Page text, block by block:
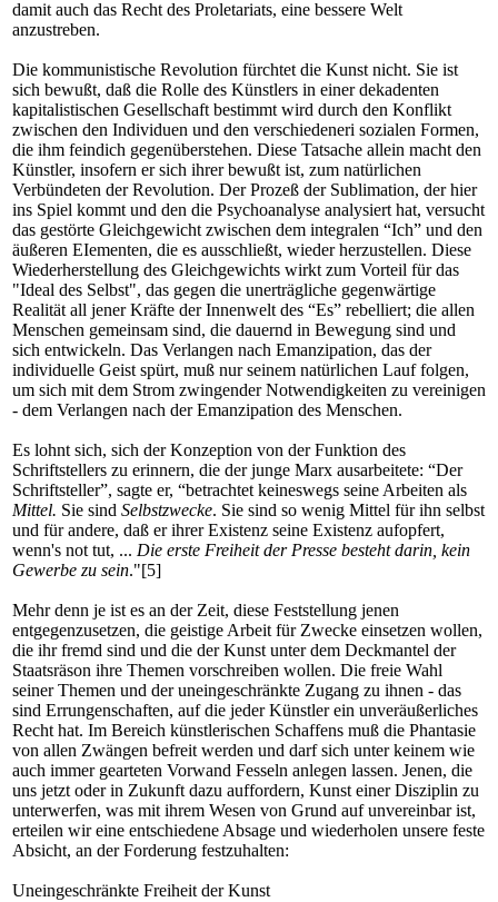
damit auch das Recht des Proletariats, eine bessere Welt
anzustreben.
Die kommunistische Revolution fürchtet die Kunst nicht. Sie ist
sich bewußt, daß die Rolle des Künstlers in einer dekadenten
kapitalistischen Gesellschaft bestimmt wird durch den Konflikt
zwischen den Individuen und den verschiedeneri sozialen Formen,
die ihm feindich gegenüberstehen. Diese Tatsache allein macht den
Künstler, insofern er sich ihrer bewußt ist, zum natürlichen
Verbündeten der Revolution. Der Prozeß der Sublimation, der hier
ins Spiel kommt und den die Psychoanalyse analysiert hat, versucht
das gestörte Gleichgewicht zwischen dem integralen “Ich” und den
äußeren EIementen, die es ausschließt, wieder herzustellen. Diese
Wiederherstellung des Gleichgewichts wirkt zum Vorteil für das
"Ideal des Selbst", das gegen die unerträgliche gegenwärtige
Realität all jener Kräfte der Innenwelt des “Es” rebelliert; die allen
Menschen gemeinsam sind, die dauernd in Bewegung sind und
sich entwickeln. Das Verlangen nach Emanzipation, das der
individuelle Geist spürt, muß nur seinem natürlichen Lauf folgen,
um sich mit dem Strom zwingender Notwendigkeiten zu vereinigen
- dem Verlangen nach der Emanzipation des Menschen.
Es lohnt sich, sich der Konzeption von der Funktion des
Schriftstellers zu erinnern, die der junge Marx ausarbeitete: “Der
Schriftsteller”, sagte er, “betrachtet keineswegs seine Arbeiten als
Mittel. Sie sind Selbstzwecke. Sie sind so wenig Mittel für ihn selbst
und für andere, daß er ihrer Existenz seine Existenz aufopfert,
wenn's not tut, ... Die erste Freiheit der Presse besteht darin, kein
Gewerbe zu sein."[5]
Mehr denn je ist es an der Zeit, diese Feststellung jenen
entgegenzusetzen, die geistige Arbeit für Zwecke einsetzen wollen,
die ihr fremd sind und die der Kunst unter dem Deckmantel der
Staatsräson ihre Themen vorschreiben wollen. Die freie Wahl
seiner Themen und der uneingeschränkte Zugang zu ihnen - das
sind Errungenschaften, auf die jeder Künstler ein unveräußerliches
Recht hat. Im Bereich künstlerischen Schaffens muß die Phantasie
von allen Zwängen befreit werden und darf sich unter keinem wie
auch immer gearteten Vorwand Fesseln anlegen lassen. Jenen, die
uns jetzt oder in Zukunft dazu auffordern, Kunst einer Disziplin zu
unterwerfen, was mit ihrem Wesen von Grund auf unvereinbar ist,
erteilen wir eine entschiedene Absage und wiederholen unsere feste
Absicht, an der Forderung festzuhalten:
Uneingeschränkte Freiheit der Kunst